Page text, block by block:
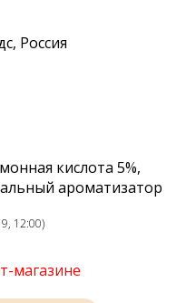
Россия
кислота 5%,
ароматизатор
12:00)
магазине